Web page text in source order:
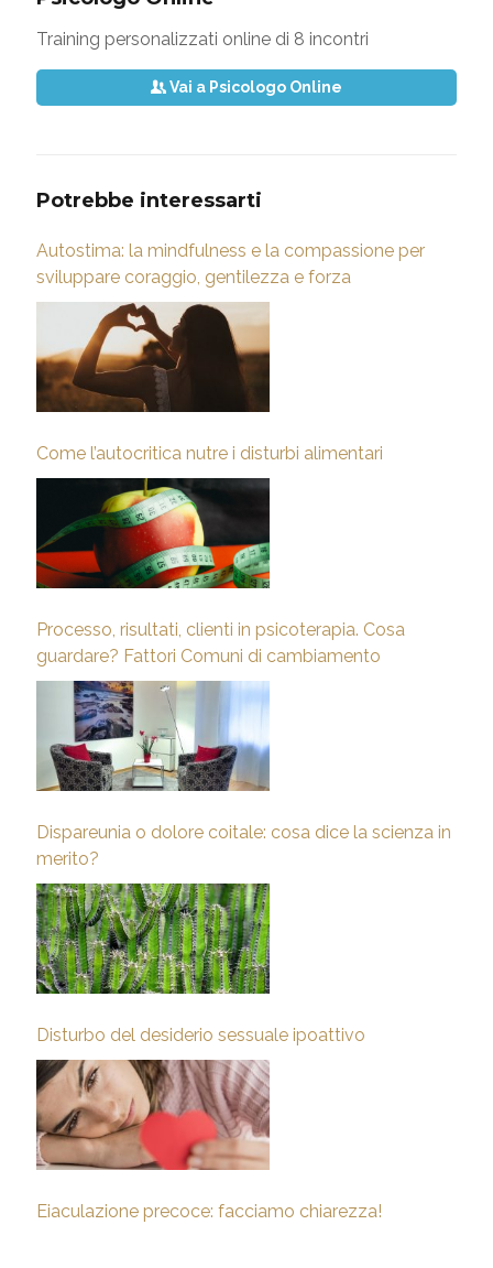
Training personalizzati online di 8 incontri
Vai a Psicologo Online
Potrebbe interessarti
Autostima: la mindfulness e la compassione per
sviluppare coraggio, gentilezza e forza
Come l’autocritica nutre i disturbi alimentari
Processo, risultati, clienti in psicoterapia. Cosa
guardare? Fattori Comuni di cambiamento
Dispareunia o dolore coitale: cosa dice la scienza in
merito?
Disturbo del desiderio sessuale ipoattivo
Eiaculazione precoce: facciamo chiarezza!